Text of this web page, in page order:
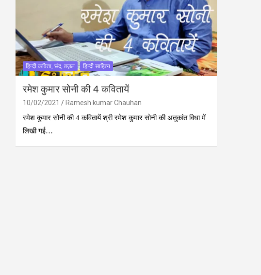
हिन्दी कविता, छंद, ग़ज़ल हिन्दी साहित्य
रमेश कुमार सोनी की 4 कवितायें
10/02/2021
Ramesh kumar Chauhan
रमेश कुमार सोनी की 4 कवितायें श्री रमेश कुमार सोनी की अतुकांत विधा में
लिखी गई…